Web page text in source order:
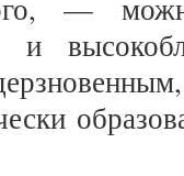
—